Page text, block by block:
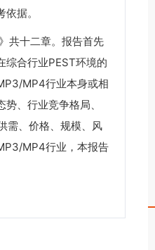
据。
共十二章。报告首先
综合行业PEST环境的
MP4行业本身或相
、行业竞争格局、
需、价格、规模、风
MP4行业，本报告